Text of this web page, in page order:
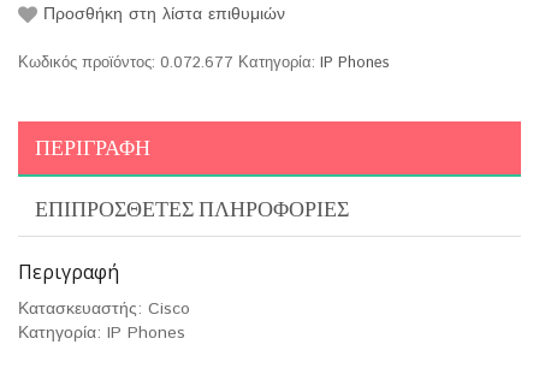
Προσθήκη στη λίστα επιθυμιών
Κωδικός προϊόντος: 0.072.677 Κατηγορία: IP Phones
ΠΕΡΙΓΡΑΦΉ
ΕΠΙΠΡΌΣΘΕΤΕΣ ΠΛΗΡΟΦΟΡΊΕΣ
Περιγραφή
Κατασκευαστής: Cisco
Κατηγορία: IP Phones